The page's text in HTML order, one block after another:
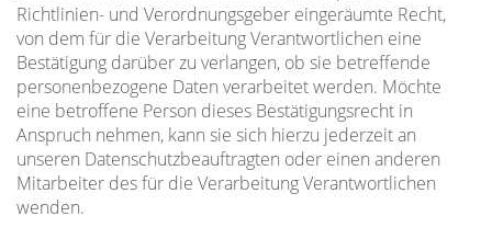
Richtlinien- und Verordnungsgeber eingeräumte Recht,
von dem für die Verarbeitung Verantwortlichen eine
Bestätigung darüber zu verlangen, ob sie betreffende
personenbezogene Daten verarbeitet werden. Möchte
eine betroffene Person dieses Bestätigungsrecht in
Anspruch nehmen, kann sie sich hierzu jederzeit an
unseren Datenschutzbeauftragten oder einen anderen
Mitarbeiter des für die Verarbeitung Verantwortlichen
wenden.